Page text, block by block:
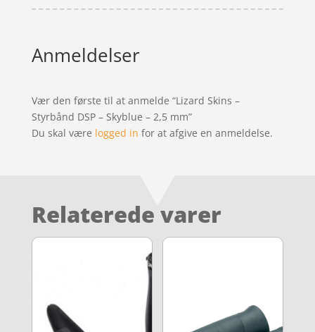
Anmeldelser
Vær den første til at anmelde “Lizard Skins –
Styrbånd DSP – Skyblue – 2,5 mm”
Du skal være logged in for at afgive en anmeldelse.
Relaterede varer